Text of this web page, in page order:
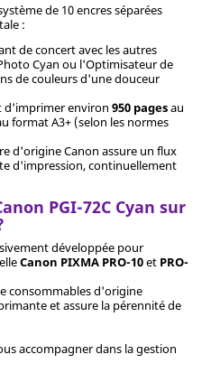
de 10 encres séparées
:
de concert avec les autres
Cyan ou l'Optimisateur de
de couleurs d'une douceur
d'imprimer environ 950 pagesau
format A3+ (selon les normes
d'origine Canon assure un flux
d'impression, continuellement
PGI-72C Cyan sur
développée pour
Canon PIXMA PRO-10et PRO-
consommables d'origine
et assure la pérennité de
accompagner dans la gestion